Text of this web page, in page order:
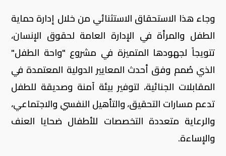
وجاء هذا الاستحقاق الاستثنائي من خلال إدارة حماية
الطفل والمرأة في الإدارة العامة لحقوق الإنسان،
تتويجاً لجهودها المتميزة في مشروع "واحة الطفل"
الذي صُمم وفق أحدث المعايير الدولية المعتمدة في
المقابلات الجنائية، لتوفير بيئة آمنة وصديقة للطفل
تدعم مسارات التحقيق، والتأهيل النفسي والاجتماعي،
والرعاية متعددة التخصصات للأطفال ضحايا العنف
والإساءة.